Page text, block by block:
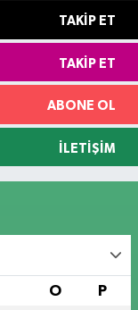
TAKIP ET
TAKIP ET
ABONE OL
İLETIŞIM
O P